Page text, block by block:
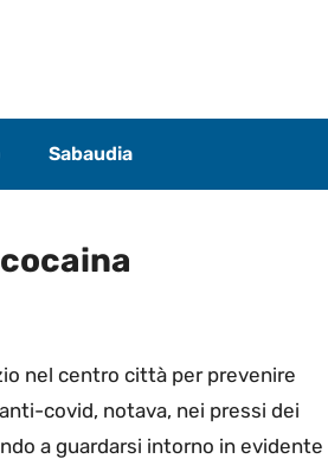
Sabaudia
nel centro città per prevenire
covid, notava, nei pressi dei
a guardarsi intorno in evidente